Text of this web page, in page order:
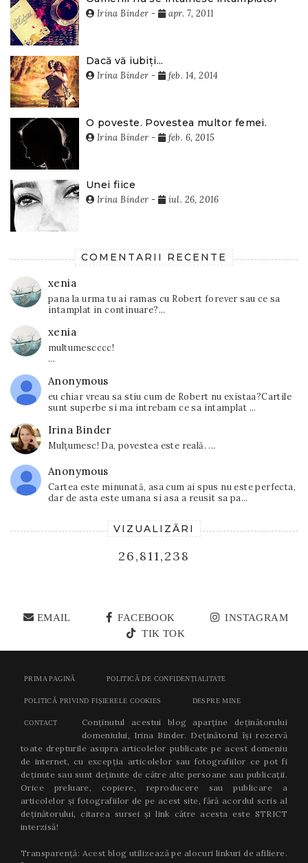
Irina Binder - apr. 7, 2011
Dacă vă iubiți...
Irina Binder - feb. 14, 2014
O poveste. Povestea multor femei.
Irina Binder - feb. 6, 2015
Unei fiice
Irina Binder - iul. 26, 2016
COMENTARII RECENTE
xenia
pana la urma tu ai ramas cu Robert forever sau ce sa
intamplat in continuare?...
xenia
multumescccc!
...
Anonymous
eu chiar vreau sa stiu cum de Robert nu existaa?Cartile
sunt superbe si ma intrebam ce sa intamplat ...
Irina Binder
Mulțumesc! Da, povestea este reală. ...
Anonymous
Cartea este minunată, asa cum ai spus nu este perfecta,
dar de asta este umana si asa a reusit sa pa...
VIZUALIZĂRI
26,811,238
EMAIL FACEBOOK
INSTAGRAM
TIK TOK
PRIMA PAGINĂ POLITICĂ DE CONFIDENȚIALITATE
POLITICĂ PRIVIND FIȘIERELE COOKIES DESPRE MINE
CONTACT
Conținutul acestui blog aparține deținătorului
domeniului, Irina Binder. Deținătorul își rezervă
toate drepturile asupra articolelor publicate pe acest domeniu
de internet, cu excepția articolelor sau fotografiilor ce pot fi
deținute sau sunt deținute de către alte persoane sau publicații.
Orice preluare, copiere, reproducere sau publicare a
articolelor și fotografiilor de pe acest site, fără acordul scris al
deținătorului, citarea sursei și link către acesta este STRICT
interzisă!
Transparență: Acest blog utilizează pe alocuri linkuri de afiliere.